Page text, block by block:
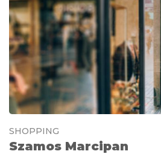
SHOPPING
Szamos Marcipan